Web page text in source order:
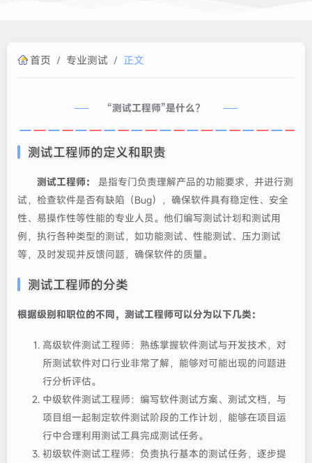
首页 / 专业测试 / 正文
“测试工程师”是什么？
‌‌测试工程师的定义和职责‌‌
测试工程师：
‌是指专门负责理解产品的功能要求，并进行测
试，检查软件是否有缺陷（Bug），确保软件具有稳定性、安全
性、易操作性等性能的专业人员。他们编写‌测试计划和测试用
例，执行各种类型的测试，如功能测试、性能测试、压力测试
等，及时发现并反馈问题，确保软件的质量。
测试工程师的分类
根据级别和职位的不同，测试工程师可以分为以下几类：
高级软件测试工程师‌：熟练掌握软件测试与开发技术，对
所测试软件对口行业非常了解，能够对可能出现的问题进
行分析评估。
中级软件测试工程师‌：编写软件测试方案、测试文档，与
项目组一起制定软件测试阶段的工作计划，能够在项目运
行中合理利用测试工具完成测试任务。
初级软件测试工程师‌：负责执行基本的测试任务，逐步提